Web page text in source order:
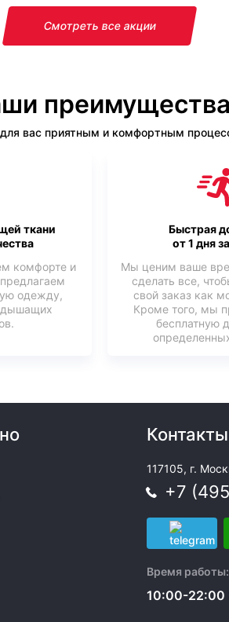
Смотреть все акции
преимущества
вас приятным и комфортным
ткани
комфорте и
одежду,
дышащих
Быстрая
от 1 дня
Мы ценим ваше
сделать все,
свой заказ как
Кроме того, мы
бесплатную
Контакты
117105, г.
+7
Время работы:
10:00-22:00